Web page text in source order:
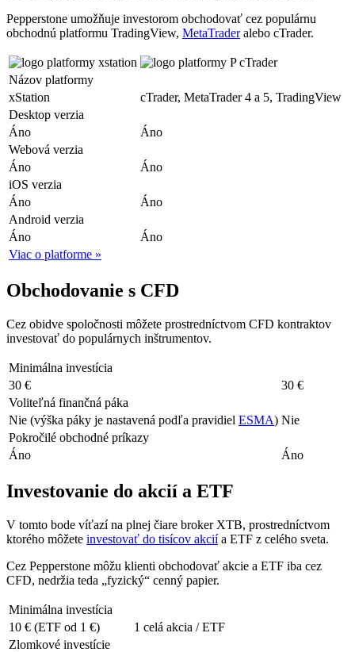
Pepperstone umožňuje investorom obchodovať cez populárnu
obchodnú platformu TradingView, MetaTraderalebo cTrader.
Názov platformy
xStation
cTrader, MetaTrader 4 a 5, TradingView
Desktop verzia
Áno
Áno
Webová verzia
Áno
Áno
iOS verzia
Áno
Áno
Android verzia
Áno
Áno
Viac o platforme »
Obchodovanie s CFD
Cez obidve spoločnosti môžete prostredníctvom CFD kontraktov
investovať do populárnych inštrumentov.
Minimálna investícia
30 €
30 €
Voliteľná finančná páka
Nie (výška páky je nastavená podľa pravidiel ESMA) Nie
Pokročilé obchodné príkazy
Áno
Áno
Investovanie do akcií a ETF
V tomto bode víťazí na plnej čiare broker XTB, prostredníctvom
ktorého môžete investovať do tisícov akciía ETF z celého sveta.
Cez Pepperstone môžu klienti obchodovať akcie a ETF iba cez
CFD, nedržia teda „fyzický“ cenný papier.
Minimálna investícia
10 € (ETF od 1 €)
1 celá akcia / ETF
Zlomkové investície